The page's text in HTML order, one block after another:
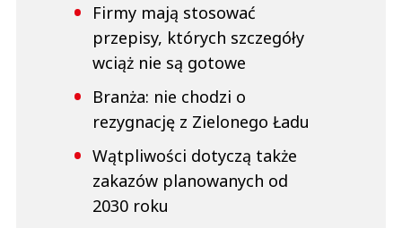
Firmy mają stosować
przepisy, których szczegóły
wciąż nie są gotowe
Branża: nie chodzi o
rezygnację z Zielonego Ładu
Wątpliwości dotyczą także
zakazów planowanych od
2030 roku